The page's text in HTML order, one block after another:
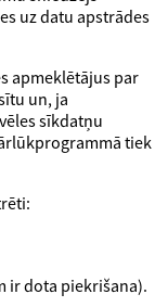
uz datu apstrādes
apmeklētājus par
un, ja
sīkdatņu
tiek
ir dota piekrišana).